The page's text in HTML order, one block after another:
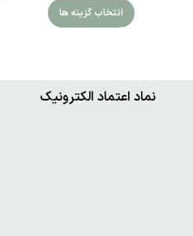
انتخاب گزینه ها
نماد اعتماد الکترونیک